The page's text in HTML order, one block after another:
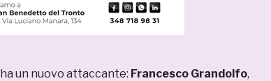
ha un nuovo attaccante: Francesco Grandolfo,